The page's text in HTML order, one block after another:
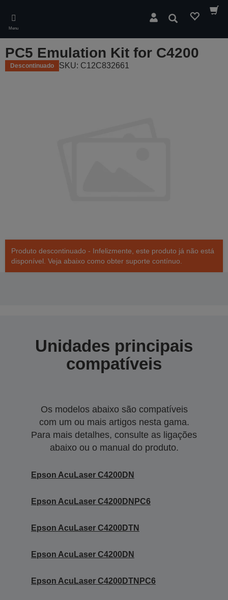
main
content
Menu
Pesquisar
PC5 Emulation Kit for C4200
Descontinuado SKU: C12C832661
Produto descontinuado - Infelizmente, este produto já não está
disponível. Veja abaixo como obter suporte contínuo.
Unidades principais
compatíveis
Os modelos abaixo são compatíveis
com um ou mais artigos nesta gama.
Para mais detalhes, consulte as ligações
abaixo ou o manual do produto.
Epson AcuLaser C4200DN
Epson AcuLaser C4200DNPC6
Epson AcuLaser C4200DTN
Epson AcuLaser C4200DN
Epson AcuLaser C4200DTNPC6